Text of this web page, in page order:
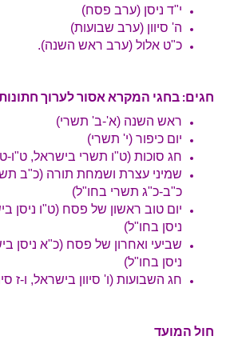
י"ד ניסן (ערב פסח)
ה' סיוון (ערב שבועות)
כ"ט אלול (ערב ראש השנה).
חגים: בחגי המקרא אסור לערוך
ראש השנה (א'-ב' תשרי)
יום כיפור (י' תשרי)
חג סוכות (ט"ו תשרי בישראל, ט"ו-
שמיני עצרת ושמחת תורה (כ"ב
כ"ב-כ"ג תשרי בחו"ל)
יום טוב ראשון של פסח (ט"ו ניסן
ניסן בחו"ל)
שביעי ואחרון של פסח (כ"א ניסן
ניסן בחו"ל)
חג השבועות (ו' סיוון בישראל, ו-ז
חול המועד